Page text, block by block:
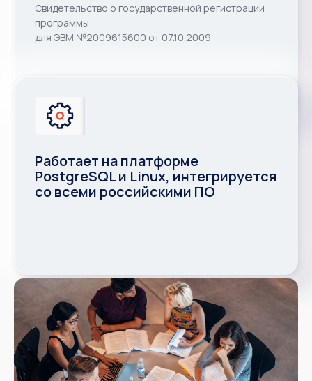
Свидетельство о государственной регистрации
программы
для ЭВМ №2009615600 от 07.10.2009
Работает на платформе
PostgreSQL и Linux, интегрируется
со всеми российскими ПО